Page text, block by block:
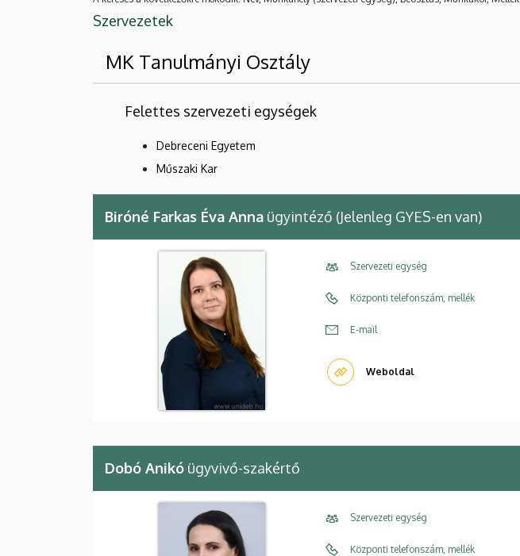
Szervezetek
MK Tanulmányi Osztály
Felettes szervezeti egységek
Debreceni Egyetem
Műszaki Kar
Biróné Farkas Éva Anna ügyintéző (Jelenleg GYES-en van)
Szervezeti egység
Központi telefonszám, mellék
E-mail
Weboldal
Dobó Anikó ügyvivő-szakértő
Szervezeti egység
Központi telefonszám, mellék